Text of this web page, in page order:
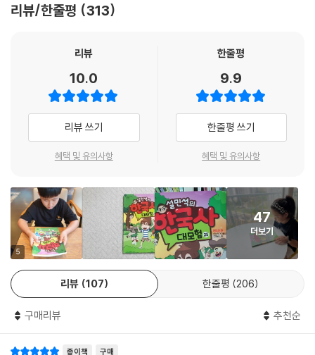
읽어 보세요. 어렵던 사회 공부가 한층 재미있고 쉬워질 거예요.
감수자의 말
[설민석의 한국사 대모험]은 신나는 모험 이야기를 통해 역사 지식을 전달
하는, 새로운 앎과 흥미를 모두 갖춘 책입니다. 어려운 용어와 낯선 인물로
가득한 역사책이 아닌, 어린이 스스로 실제 모험 속 주인공이 된 듯 이야기
강석화(경인교육대학교 사회과교육과 교수)
- 최인주 (대구 성당초등학교 교사)
리뷰/한줄평 313
리뷰
10.0
리뷰 쓰기
혜택 및 유의사항
한줄평
9.9
한줄평 쓰기
혜택 및 유의사항
5
47
더보기
리뷰 107 한줄평 206
구매리뷰 추천순
종이책 구매